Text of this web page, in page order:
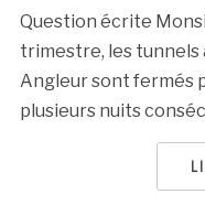
Question écrite
trimestre, les
Angleur sont fermés
plusieurs nuits